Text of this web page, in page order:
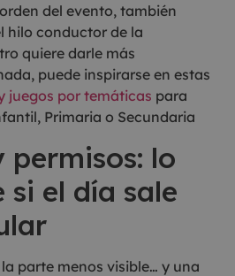
del evento, también
hilo conductor de la
quiere darle más
puede inspirarse en estas
juegos por temáticas para
Primaria o Secundaria
permisos: lo
si el día sale
parte menos visible… y una